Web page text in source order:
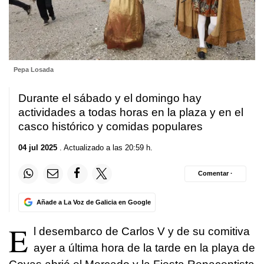
Pepa Losada
Durante el sábado y el domingo hay
actividades a todas horas en la plaza y en el
casco histórico y comidas populares
04 jul 2025 . Actualizado a las 20:59 h.
Añade a La Voz de Galicia en Google
Comentar ·
E l desembarco de Carlos V y de su comitiva
ayer a última hora de la tarde en la playa de